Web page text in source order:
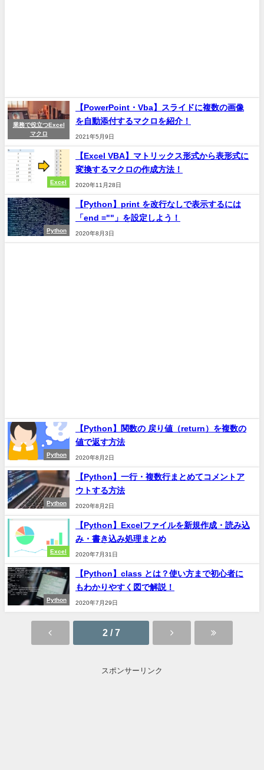
業務で役立つExcel
マクロ
【PowerPoint・Vba】スライドに複数の画像
を自動添付するマクロを紹介！
2021年5月9日
Excel
【Excel VBA】マトリックス形式から表形式に
変換するマクロの作成方法！
2020年11月28日
Python
【Python】print を改行なしで表示するには
「end =""」を設定しよう！
2020年8月3日
Python
【Python】関数の 戻り値（return）を複数の
値で返す方法
2020年8月2日
Python
【Python】一行・複数行まとめてコメントア
ウトする方法
2020年8月2日
Excel
【Python】Excelファイルを新規作成・読み込
み・書き込み処理まとめ
2020年7月31日
Python
【Python】class とは？使い方まで初心者に
もわかりやすく図で解説！
2020年7月29日
2 / 7
スポンサーリンク